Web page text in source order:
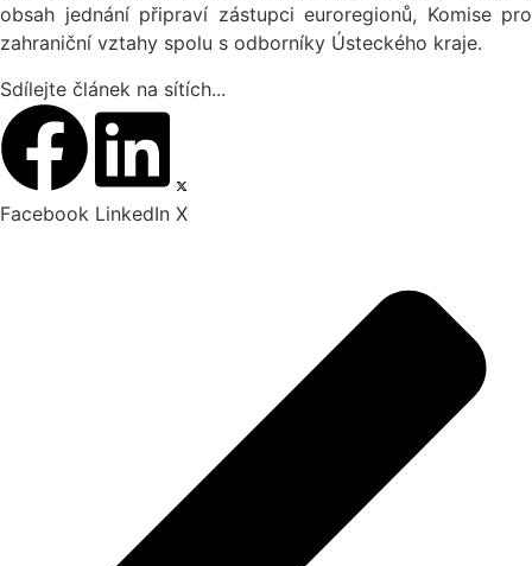
obsah jednání připraví zástupci euroregionů, Komise pro
zahraniční vztahy spolu s odborníky Ústeckého kraje.
Sdílejte článek na sítích...
Facebook LinkedIn X